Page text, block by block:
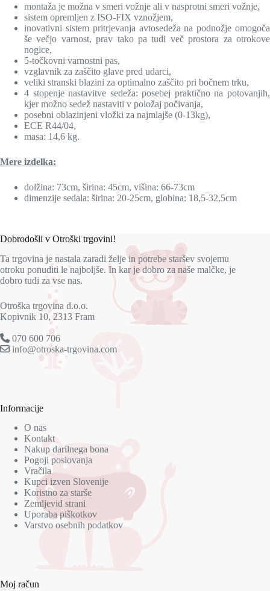
montaža je možna v smeri vožnje ali v nasprotni smeri vožnje,
sistem opremljen z ISO-FIX vznožjem,
inovativni sistem pritrjevanja avtosedeža na podnožje omogoča
še večjo varnost, prav tako pa tudi več prostora za otrokove
nogice,
5-točkovni varnostni pas,
vzglavnik za zaščito glave pred udarci,
veliki stranski blazini za optimalno zaščito pri bočnem trku,
4 stopenje nastavitve sedeža: posebej praktično na potovanjih,
kjer možno sedež nastaviti v položaj počivanja,
posebni oblazinjeni vložki za najmlajše (0-13kg),
ECE R44/04,
masa: 14,6 kg.
Mere izdelka:
dolžina: 73cm, širina: 45cm, višina: 66-73cm
dimenzije sedala: širina: 20-25cm, globina: 18,5-32,5cm
Dobrodošli v Otroški trgovini!
Ta trgovina je nastala zaradi želje in potrebe staršev svojemu
otroku ponuditi le najboljše. In kar je dobro za naše malčke, je
dobro tudi za vse nas.
Otroška trgovina d.o.o.
Kopivnik 10, 2313 Fram
070 600 706
info@otroska-trgovina.com
Informacije
O nas
Kontakt
Nakup darilnega bona
Pogoji poslovanja
Vračila
Kupci izven Slovenije
Koristno za starše
Zemljevid strani
Uporaba piškotkov
Varstvo osebnih podatkov
Moj račun